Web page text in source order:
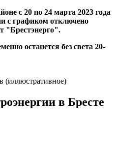
с 20 по 24 марта 2023 года
с графиком отключено
"Брестэнерго".
(иллюстративное)
в Бресте